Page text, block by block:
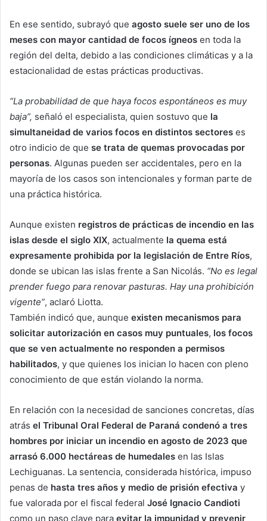
En ese sentido, subrayó que agosto suele ser uno de los
meses con mayor cantidad de focos ígneos en toda la
región del delta, debido a las condiciones climáticas y a la
estacionalidad de estas prácticas productivas.
“La probabilidad de que haya focos espontáneos es muy
baja”, señaló el especialista, quien sostuvo que la
simultaneidad de varios focos en distintos sectores es
otro indicio de que se trata de quemas provocadas por
personas. Algunas pueden ser accidentales, pero en la
mayoría de los casos son intencionales y forman parte de
una práctica histórica.
Aunque existen registros de prácticas de incendio en las
islas desde el siglo XIX, actualmente la quema está
expresamente prohibida por la legislación de Entre Ríos,
donde se ubican las islas frente a San Nicolás. “No es legal
prender fuego para renovar pasturas. Hay una prohibición
vigente”, aclaró Liotta.
También indicó que, aunque existen mecanismos para
solicitar autorización en casos muy puntuales, los focos
que se ven actualmente no responden a permisos
habilitados, y que quienes los inician lo hacen con pleno
conocimiento de que están violando la norma.
En relación con la necesidad de sanciones concretas, días
atrás el Tribunal Oral Federal de Paraná condenó a tres
hombres por iniciar un incendio en agosto de 2023 que
arrasó 6.000 hectáreas de humedales en las Islas
Lechiguanas. La sentencia, considerada histórica, impuso
penas de hasta tres años y medio de prisión efectiva y
fue valorada por el fiscal federal José Ignacio Candioti
como un paso clave para evitar la impunidad y prevenir